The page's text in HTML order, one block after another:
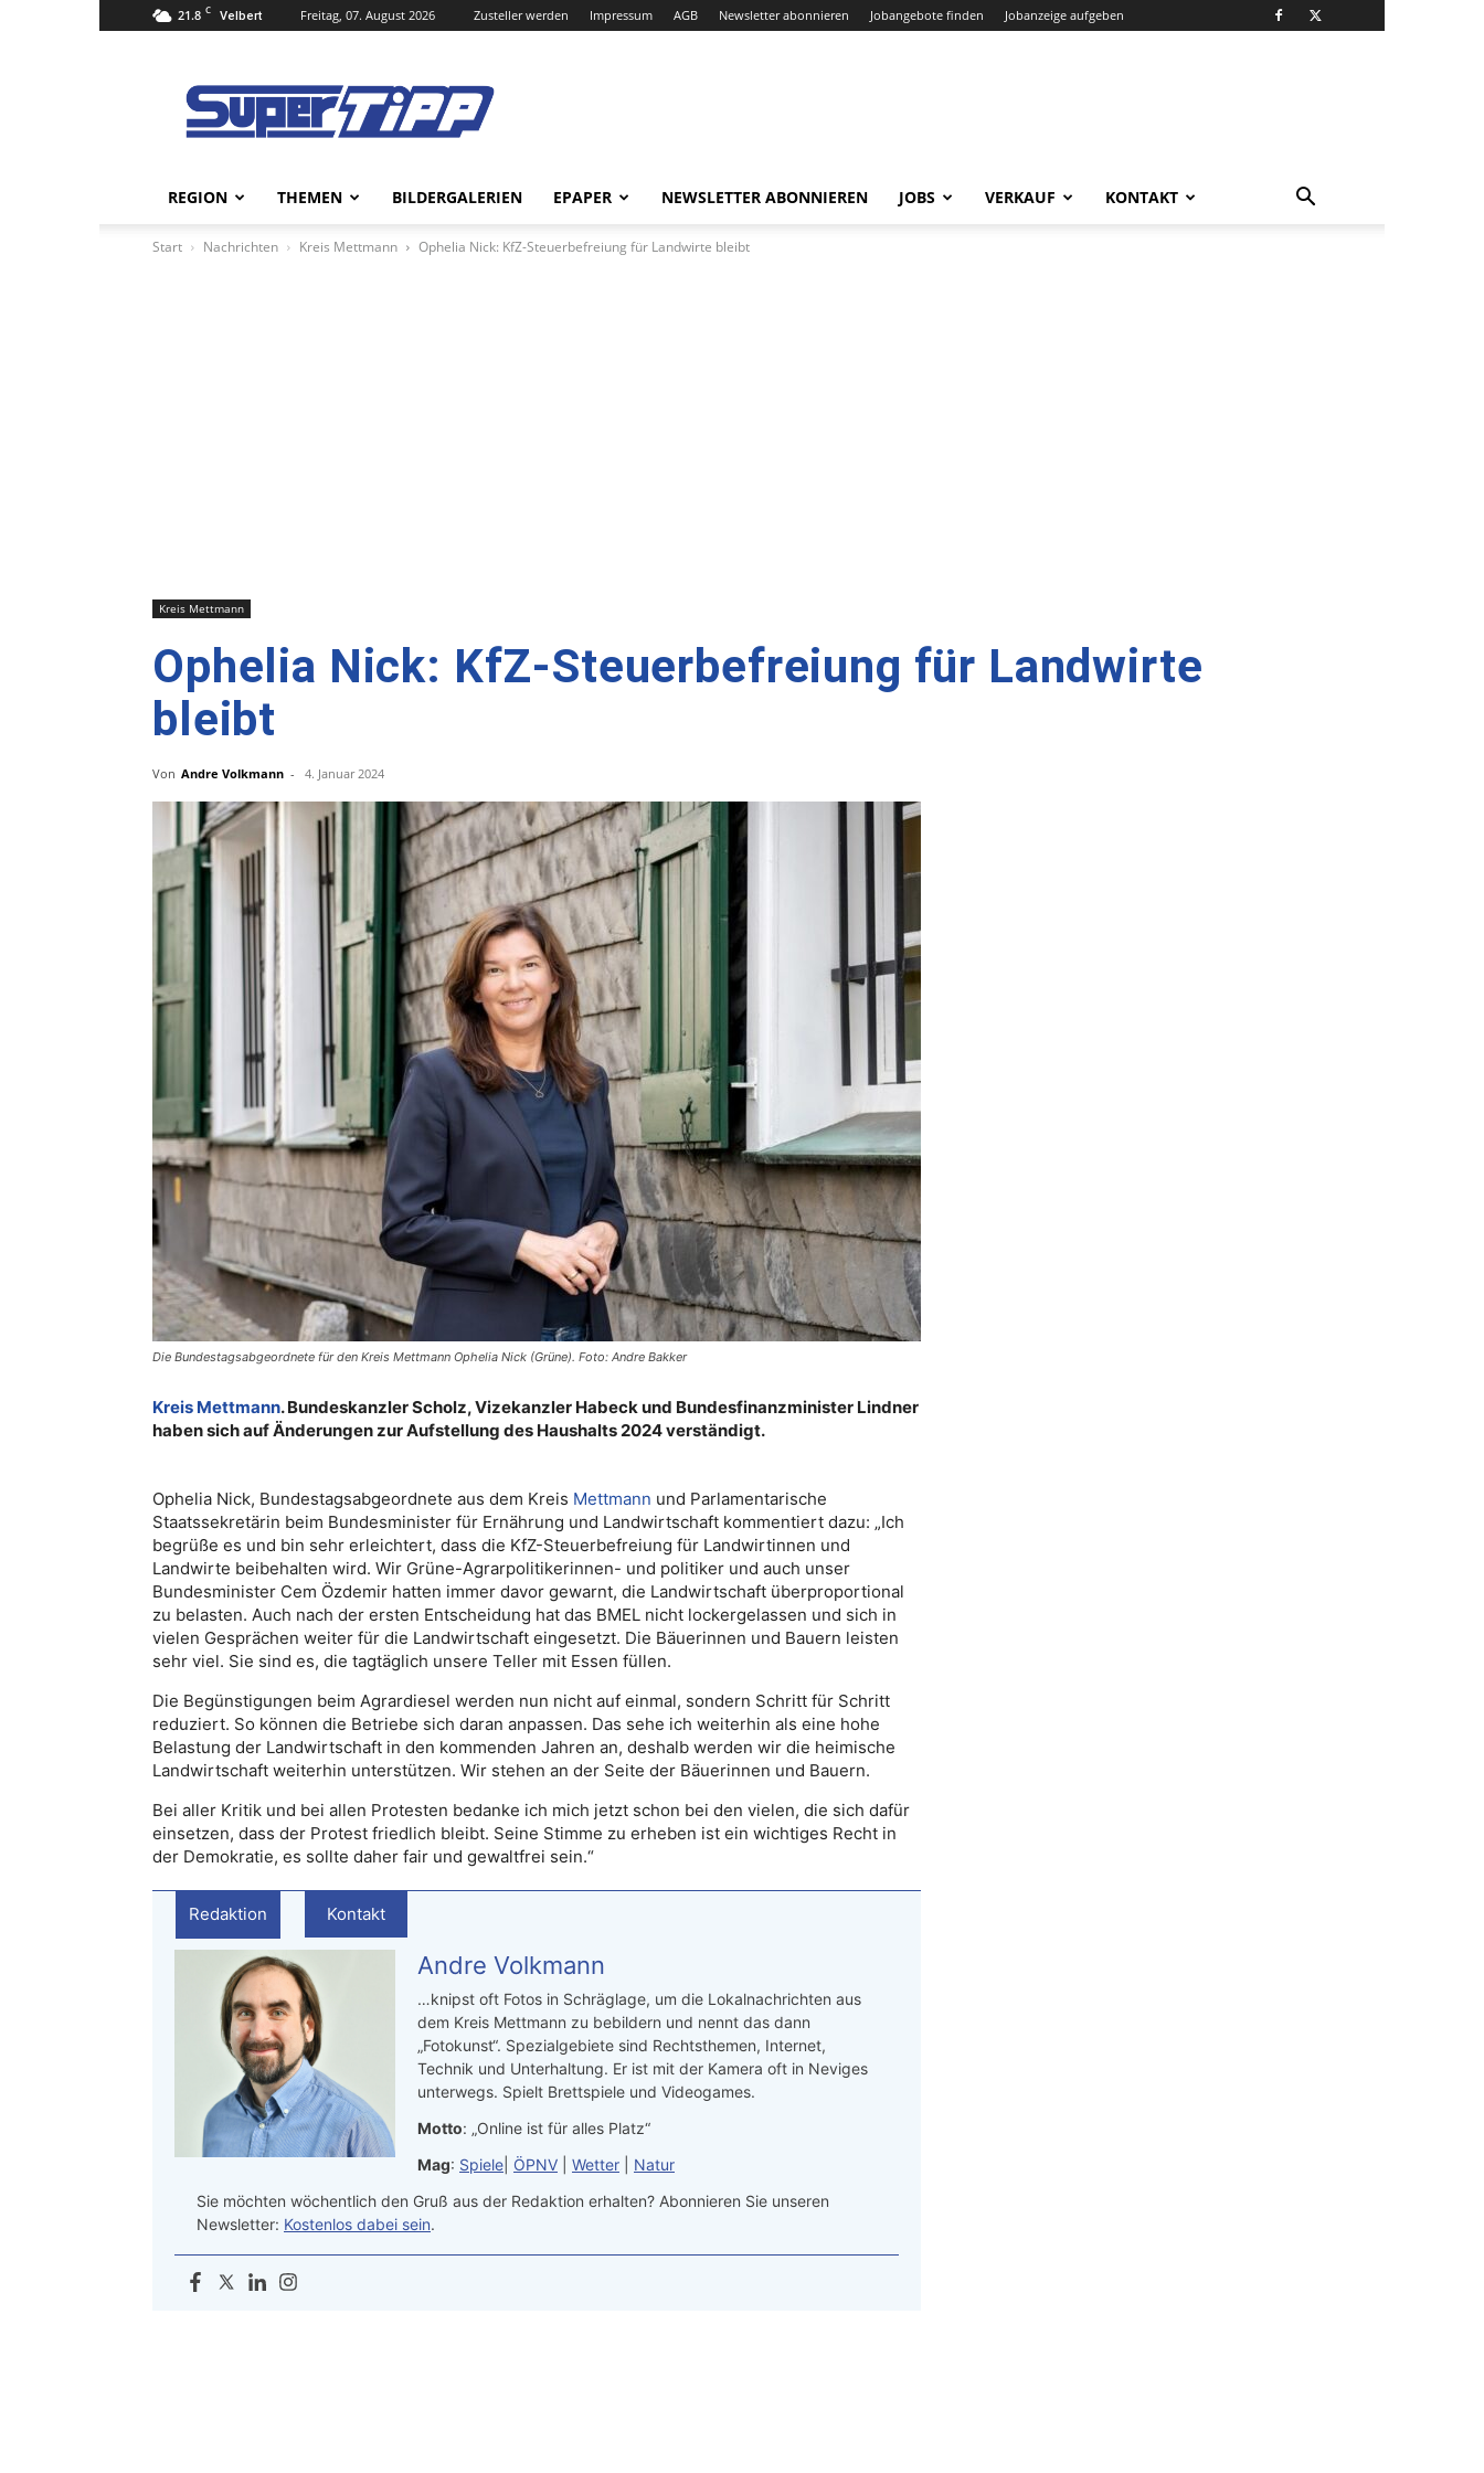
21.8 C Velbert Freitag, 07. August 2026 Zusteller werden Impressum AGB Newsletter abonnieren Jobangebote finden Jobanzeige aufgeben
Tipp
Online
REGION THEMEN BILDERGALERIEN EPAPER NEWSLETTER ABONNIEREN JOBS VERKAUF KONTAKT
Start Nachrichten Kreis Mettmann Ophelia Nick: KfZ-Steuerbefreiung für Landwirte bleibt
Kreis Mettmann
Ophelia Nick: KfZ-Steuerbefreiung für Landwirte
bleibt
Von Andre Volkmann - 4. Januar 2024
Die Bundestagsabgeordnete für den Kreis Mettmann Ophelia Nick (Grüne). Foto: Andre Bakker
Kreis Mettmann. Bundeskanzler Scholz, Vizekanzler Habeck und Bundesfinanzminister Lindner
haben sich auf Änderungen zur Aufstellung des Haushalts 2024 verständigt.
Ophelia Nick, Bundestagsabgeordnete aus dem Kreis Mettmann und Parlamentarische
Staatssekretärin beim Bundesminister für Ernährung und Landwirtschaft kommentiert dazu: „Ich
begrüße es und bin sehr erleichtert, dass die KfZ-Steuerbefreiung für Landwirtinnen und
Landwirte beibehalten wird. Wir Grüne-Agrarpolitikerinnen- und politiker und auch unser
Bundesminister Cem Özdemir hatten immer davor gewarnt, die Landwirtschaft überproportional
zu belasten. Auch nach der ersten Entscheidung hat das BMEL nicht lockergelassen und sich in
vielen Gesprächen weiter für die Landwirtschaft eingesetzt. Die Bäuerinnen und Bauern leisten
sehr viel. Sie sind es, die tagtäglich unsere Teller mit Essen füllen.
Die Begünstigungen beim Agrardiesel werden nun nicht auf einmal, sondern Schritt für Schritt
reduziert. So können die Betriebe sich daran anpassen. Das sehe ich weiterhin als eine hohe
Belastung der Landwirtschaft in den kommenden Jahren an, deshalb werden wir die heimische
Landwirtschaft weiterhin unterstützen. Wir stehen an der Seite der Bäuerinnen und Bauern.
Bei aller Kritik und bei allen Protesten bedanke ich mich jetzt schon bei den vielen, die sich dafür
einsetzen, dass der Protest friedlich bleibt. Seine Stimme zu erheben ist ein wichtiges Recht in
der Demokratie, es sollte daher fair und gewaltfrei sein.“
Redaktion Kontakt
Andre Volkmann
…knipst oft Fotos in Schräglage, um die Lokalnachrichten aus
dem Kreis Mettmann zu bebildern und nennt das dann
„Fotokunst“. Spezialgebiete sind Rechtsthemen, Internet,
Technik und Unterhaltung. Er ist mit der Kamera oft in Neviges
unterwegs. Spielt Brettspiele und Videogames.
Motto: „Online ist für alles Platz“
Mag: Spiele ÖPNV Wetter
Natur
Sie möchten wöchentlich den Gruß aus der Redaktion erhalten? Abonnieren Sie unseren
Newsletter: Kostenlos dabei sein.